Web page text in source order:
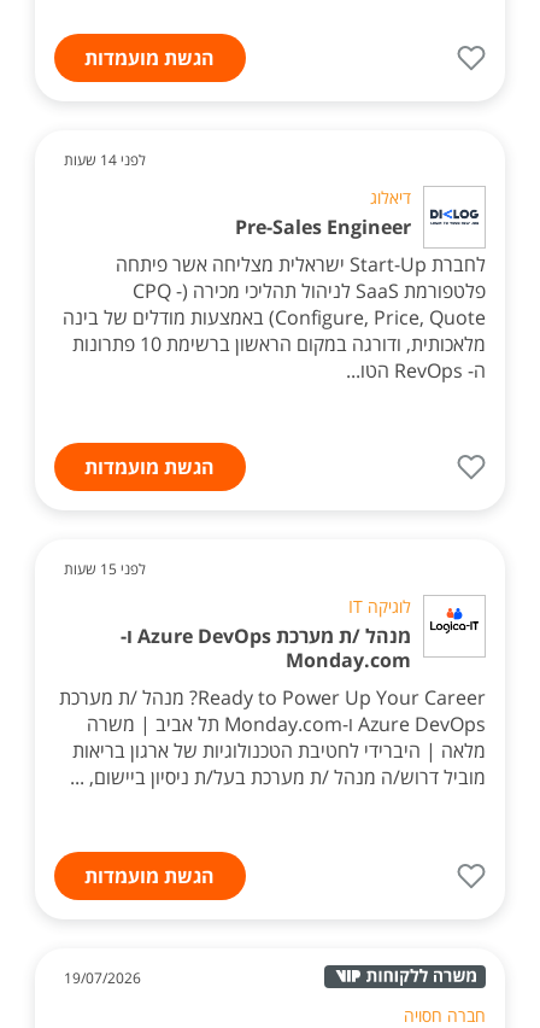
הגשת מועמדות
לפני 14 שעות
דיאלוג
Pre-Sales Engineer
לחברת Start-Up ישראלית מצליחה אשר פיתחה
פלטפורמת SaaS לניהול תהליכי מכירה (CPQ -
Configure, Price, Quote) באמצעות מודלים של בינה
מלאכותית, ודורגה במקום הראשון ברשימת 10 פתרונות
ה- RevOps הטו...
הגשת מועמדות
לפני 15 שעות
לוגיקה IT
מנהל /ת מערכת Azure DevOps ו-
Monday.com
Ready to Power Up Your Career? מנהל /ת מערכת
Azure DevOps ו-Monday.com תל אביב | משרה
מלאה | היברידי לחטיבת הטכנולוגיות של ארגון בריאות
מוביל דרוש/ה מנהל /ת מערכת בעל/ת ניסיון ביישום, ...
הגשת מועמדות
19/07/2026
חברה חסויה